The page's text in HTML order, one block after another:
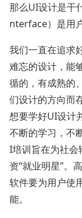
那么UI设计是干
nterface）是用
我们一直在追求
难忘的设计，能
循的，有成熟的
们设计的方向而
想要学好UI设计
不断的学习，不
I培训旨在为社
资“就业明星”。
软件要为用户使
能。